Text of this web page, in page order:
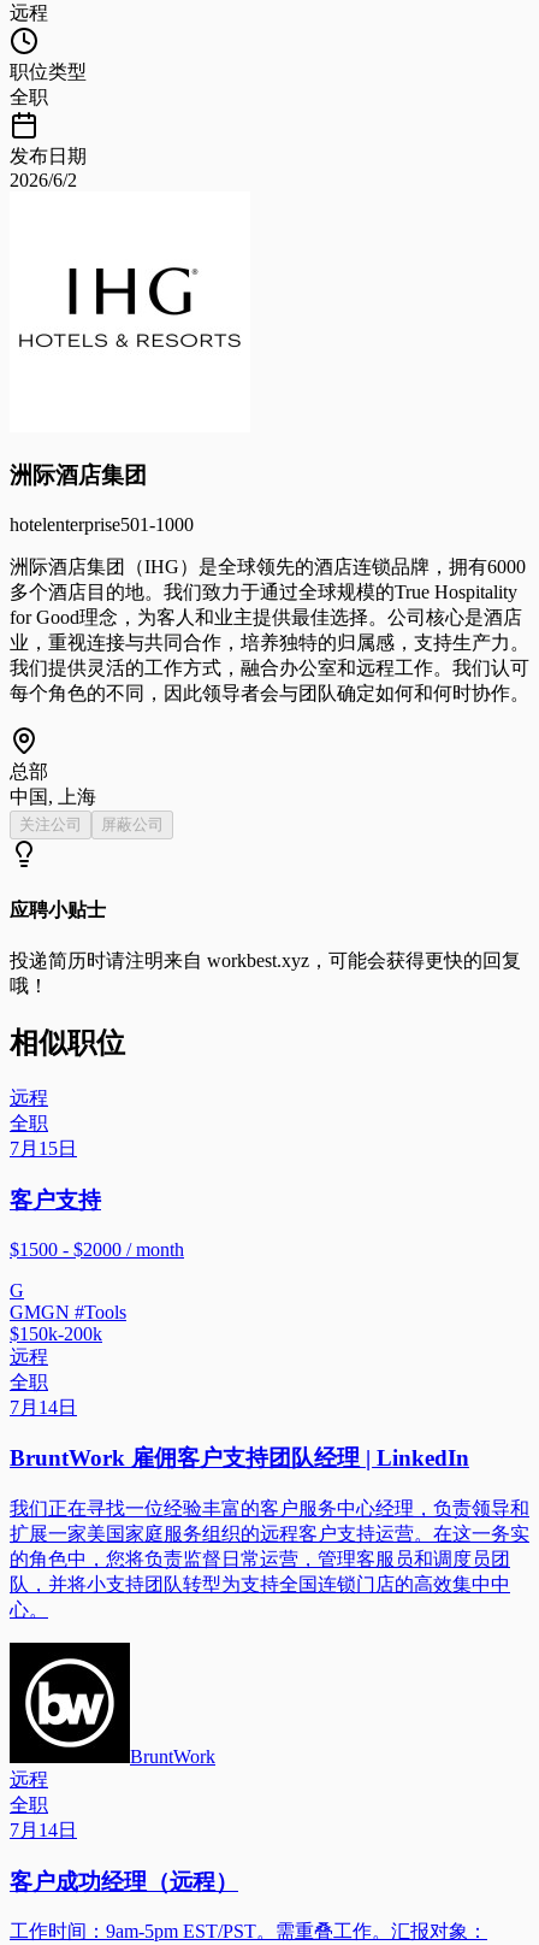
远程
职位类型
全职
发布日期
2026/6/2
洲际酒店集团
hotelenterprise501-1000
洲际酒店集团（IHG）是全球领先的酒店连锁品牌，拥有6000
多个酒店目的地。我们致力于通过全球规模的True Hospitality
for Good理念，为客人和业主提供最佳选择。公司核心是酒店
业，重视连接与共同合作，培养独特的归属感，支持生产力。
我们提供灵活的工作方式，融合办公室和远程工作。我们认可
每个角色的不同，因此领导者会与团队确定如何和何时协作。
总部
中国, 上海
关注公司 屏蔽公司
应聘小贴士
投递简历时请注明来自 workbest.xyz ，可能会获得更快的回复
哦！
相似职位
远程
全职
7月15日
客户支持
$1500 - $2000 / month
G
GMGN #Tools
$150k-200k
远程
全职
7月14日
BruntWork 雇佣客户支持团队经理 | LinkedIn
我们正在寻找一位经验丰富的客户服务中心经理，负责领导和
扩展一家美国家庭服务组织的远程客户支持运营。在这一务实
的角色中，您将负责监督日常运营，管理客服员和调度员团
队，并将小支持团队转型为支持全国连锁门店的高效集中中
心。
BruntWork
远程
全职
7月14日
客户成功经理（远程）
工作时间：9am-5pm EST/PST。需重叠工作。汇报对象：